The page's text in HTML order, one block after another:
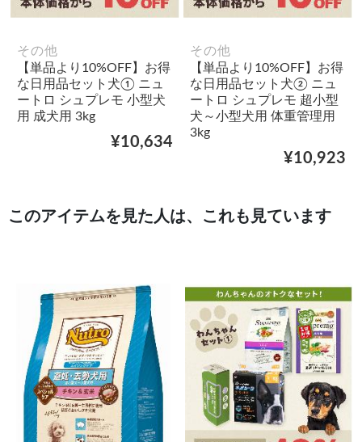
その他
【単品より10%OFF】お得
な日用品セット犬① ニュ
ートロ シュプレモ 小型犬
用 成犬用 3kg
¥10,634
その他
【単品より10%OFF】お得
な日用品セット犬② ニュ
ートロ シュプレモ 超小型
犬～小型犬用 体重管理用
3kg
¥10,923
このアイテムを見た人は、これも見ています